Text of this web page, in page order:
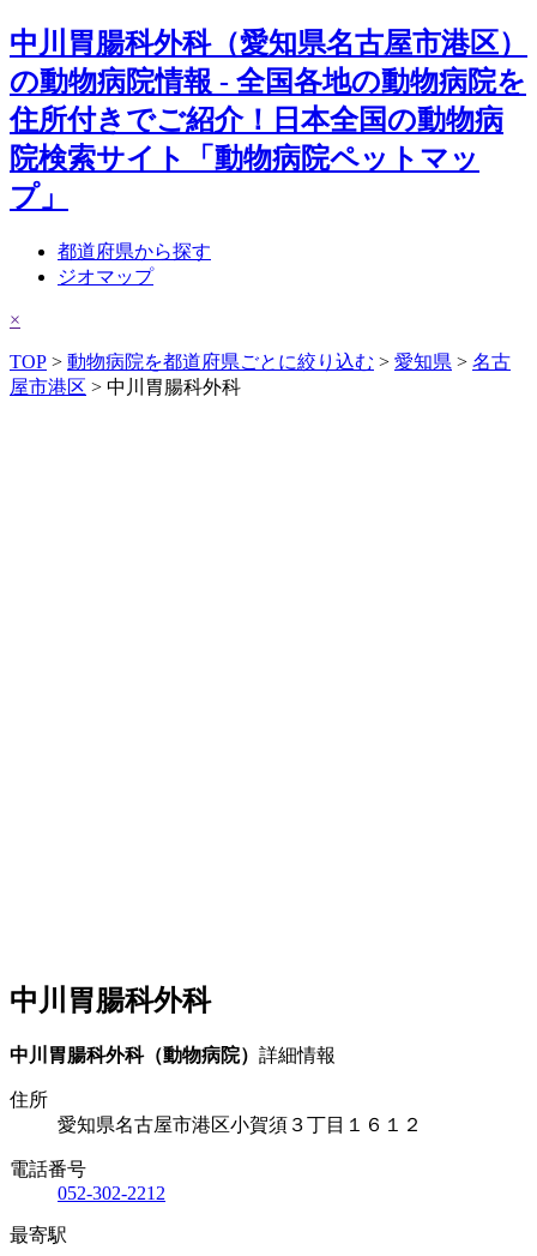
中川胃腸科外科（愛知県名古屋市港区）
の動物病院情報 - 全国各地の動物病院を
住所付きでご紹介！日本全国の動物病
院検索サイト「動物病院ペットマッ
プ」
都道府県から探す
ジオマップ
×
TOP > 動物病院を都道府県ごとに絞り込む > 愛知県 > 名古
屋市港区 > 中川胃腸科外科
中川胃腸科外科
中川胃腸科外科（動物病院） 詳細情報
住所
愛知県名古屋市港区小賀須３丁目１６１２
電話番号
052-302-2212
最寄駅